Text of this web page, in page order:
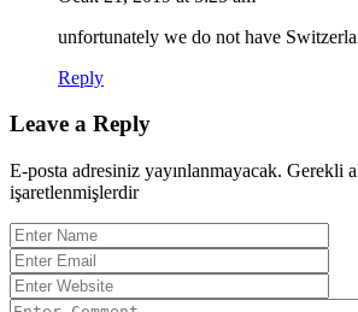
unfortunately we do not have
Reply
Leave a Reply
E-posta adresiniz yayınlanmayacak. Gerekli
işaretlenmişlerdir